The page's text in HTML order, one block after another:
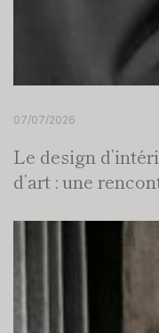
07/07/2026
Le design
d’art : une